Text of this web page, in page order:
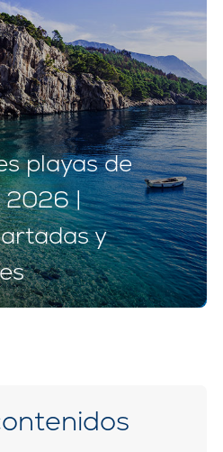
playas de
2026 |
y